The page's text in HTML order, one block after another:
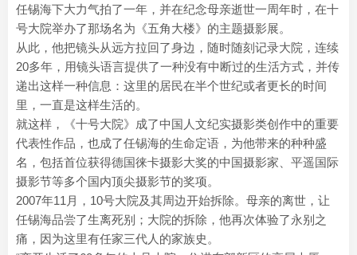
任锡海下大力气拍了一年，并在纪念母亲逝世一周年时，在十
号大院举办了那场名为《五角大楼》的主题摄影展。
从此，他把镜头从远方拉回了身边，随时随刻记录大院，连续
20多年，用镜头语言提供了一种没有中断过的生活方式，并传
递出这样一种信息：这里的居民在半个世纪或者更长的时间
里，一直是这样生活的。
就这样，《十号大院》成了中国人文纪实摄影类创作中的重要
代表性作品，也成了任锡海的生命定语，为他带来的种种盛
名，包括首位获得德国徕卡摄影大奖的中国摄影家、平遥国际
摄影节等多个国内顶尖摄影节的奖项。
2007年11月，10号大院及其周边开始拆除。母亲的离世，让
任锡海品尝了生离死别；大院的拆除，他再次体验了永别之
痛，因为这里有任家三代人的家族史。